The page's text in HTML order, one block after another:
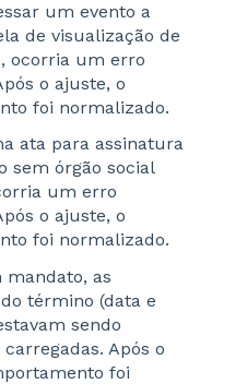
um evento a
de visualização de
ocorria um erro
o ajuste, o
foi normalizado.
ata para assinatura
sem órgão social
um erro
o ajuste, o
foi normalizado.
as
término (data e
sendo
Após o
foi